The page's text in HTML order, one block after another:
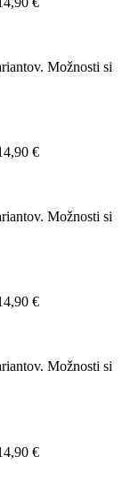
Možnosti si
€
Možnosti si
€
Možnosti si
€